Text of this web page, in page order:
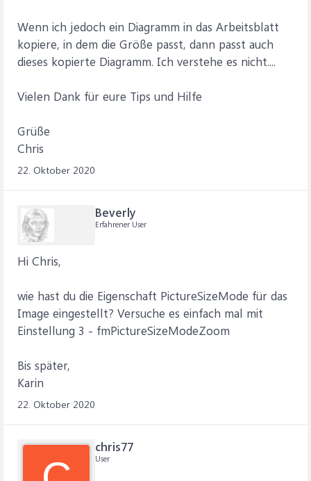
Wenn ich jedoch ein Diagramm in das Arbeitsblatt
kopiere, in dem die Größe passt, dann passt auch
dieses kopierte Diagramm. Ich verstehe es nicht....
Vielen Dank für eure Tips und Hilfe
Grüße
Chris
22. Oktober 2020
Beverly
Erfahrener User
Hi Chris,
wie hast du die Eigenschaft PictureSizeMode für das
Image eingestellt? Versuche es einfach mal mit
Einstellung 3 - fmPictureSizeModeZoom
Bis später,
Karin
22. Oktober 2020
chris77
User